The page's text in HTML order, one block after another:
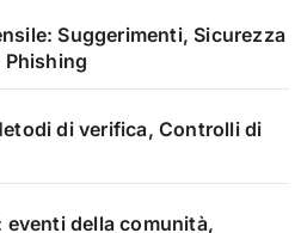
Suggerimenti, Sicurezza
Phishing
di verifica, Controlli di
della comunità,